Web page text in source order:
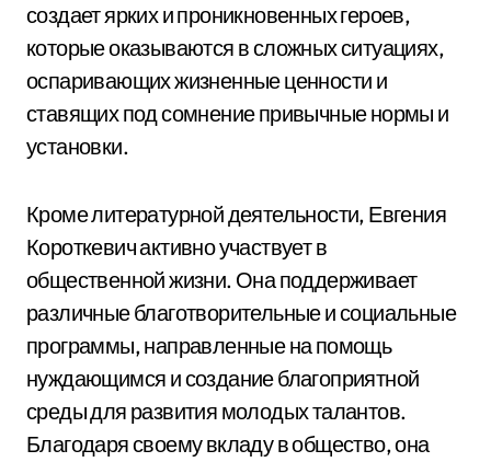
создает ярких и проникновенных героев,
которые оказываются в сложных ситуациях,
оспаривающих жизненные ценности и
ставящих под сомнение привычные нормы и
установки.
Кроме литературной деятельности, Евгения
Короткевич активно участвует в
общественной жизни. Она поддерживает
различные благотворительные и социальные
программы, направленные на помощь
нуждающимся и создание благоприятной
среды для развития молодых талантов.
Благодаря своему вкладу в общество, она